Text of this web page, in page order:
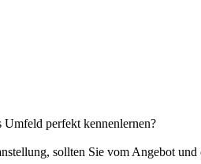
Umfeld perfekt kennenlernen?
sollten Sie vom Angebot